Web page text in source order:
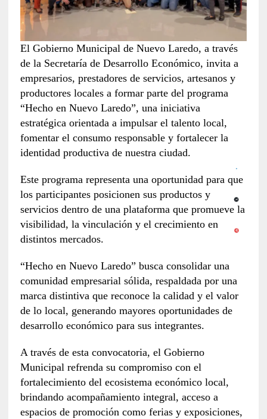
El Gobierno Municipal de Nuevo Laredo, a través
de la Secretaría de Desarrollo Económico, invita a
empresarios, prestadores de servicios, artesanos y
productores locales a formar parte del programa
“Hecho en Nuevo Laredo”, una iniciativa
estratégica orientada a impulsar el talento local,
fomentar el consumo responsable y fortalecer la
identidad productiva de nuestra ciudad.
Este programa representa una oportunidad para que
los participantes posicionen sus productos y
servicios dentro de una plataforma que promueve la
visibilidad, la vinculación y el crecimiento en
distintos mercados.
“Hecho en Nuevo Laredo” busca consolidar una
comunidad empresarial sólida, respaldada por una
marca distintiva que reconoce la calidad y el valor
de lo local, generando mayores oportunidades de
desarrollo económico para sus integrantes.
A través de esta convocatoria, el Gobierno
Municipal refrenda su compromiso con el
fortalecimiento del ecosistema económico local,
brindando acompañamiento integral, acceso a
espacios de promoción como ferias y exposiciones,